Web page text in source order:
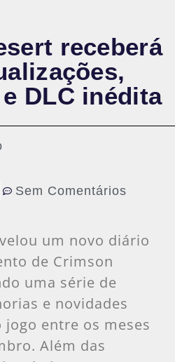
receberá
DLC inédita
Sem Comentários
um novo diário
de Crimson
uma série de
e novidades
jogo entre os meses
Além das